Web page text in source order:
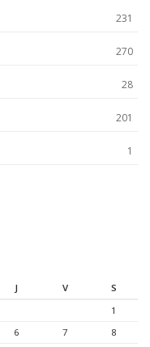
231
270
28
201
1
J V
S
1
6 7
8